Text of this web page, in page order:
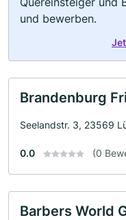
und bewerben.
Brandenburg
Seelandstr. 3, 23569
0.0 (0
Barbers World